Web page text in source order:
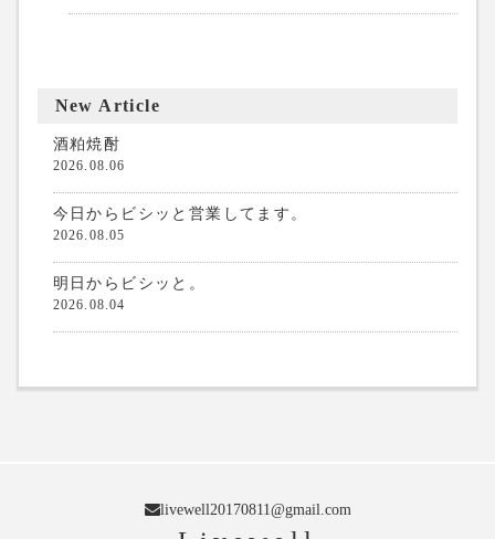
New Article
酒粕焼酎
2026.08.06
今日からビシッと営業してます。
2026.08.05
明日からビシッと。
2026.08.04
livewell20170811@gmail.com